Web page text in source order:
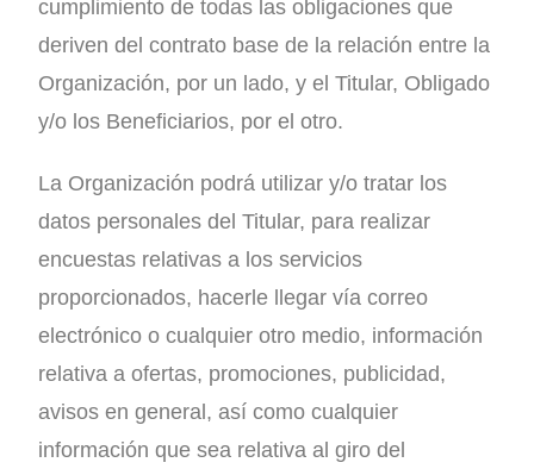
cumplimiento de todas las obligaciones que
deriven del contrato base de la relación entre la
Organización, por un lado, y el Titular, Obligado
y/o los Beneficiarios, por el otro.
La Organización podrá utilizar y/o tratar los
datos personales del Titular, para realizar
encuestas relativas a los servicios
proporcionados, hacerle llegar vía correo
electrónico o cualquier otro medio, información
relativa a ofertas, promociones, publicidad,
avisos en general, así como cualquier
información que sea relativa al giro del